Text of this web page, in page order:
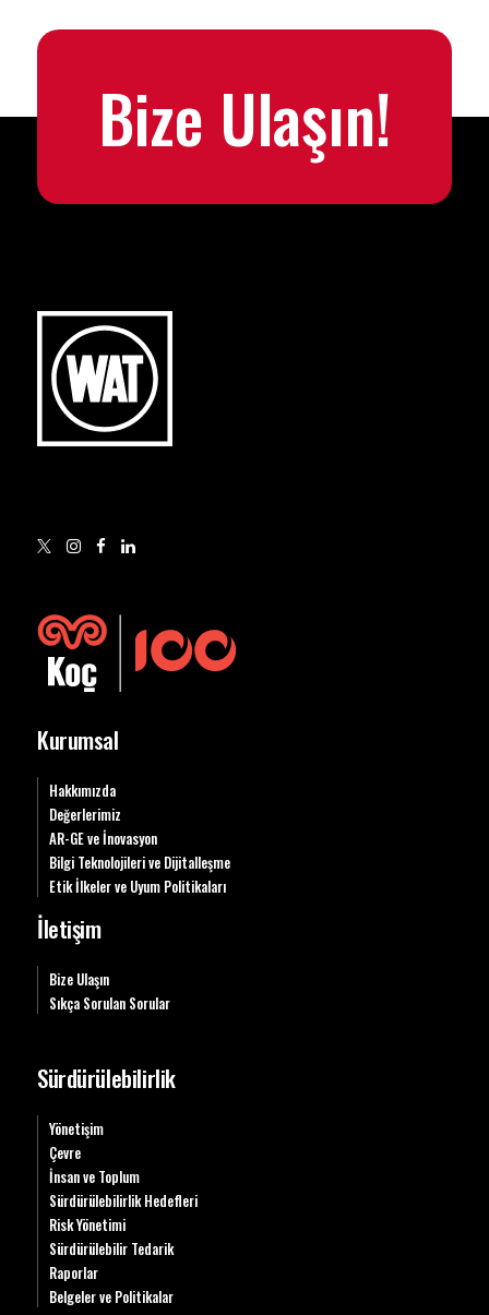
Bize Ulaşın!
Kurumsal
Hakkımızda
Değerlerimiz
AR-GE ve İnovasyon
Bilgi Teknolojileri ve Dijitalleşme
Etik İlkeler ve Uyum Politikaları
İletişim
Bize Ulaşın
Sıkça Sorulan Sorular
Sürdürülebilirlik
Yönetişim
Çevre
İnsan ve Toplum
Sürdürülebilirlik Hedefleri
Risk Yönetimi
Sürdürülebilir Tedarik
Raporlar
Belgeler ve Politikalar